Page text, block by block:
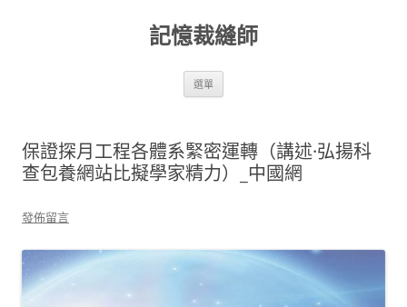
記憶裁縫師
選單
保證探月工程各體系緊密運轉（講述·弘揚科
查包養網站比擬學家精力）_中國網
發佈留言